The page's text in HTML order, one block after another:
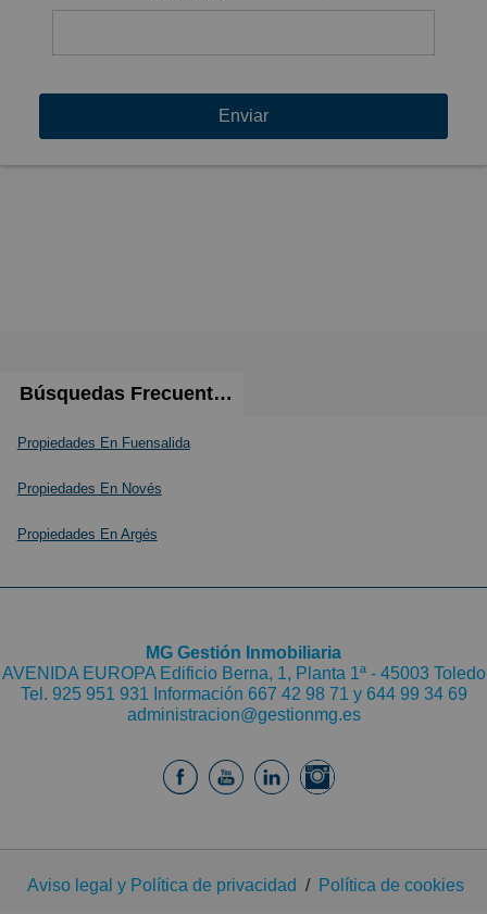
Enviar
Búsquedas Frecuentes
Propiedades En Fuensalida
Propiedades En Novés
Propiedades En Argés
MG Gestión Inmobiliaria
AVENIDA EUROPA Edificio Berna, 1, Planta 1ª - 45003 Toledo
Tel. 925 951 931 Información 667 42 98 71 y 644 99 34 69
administracion@gestionmg.es
Aviso legal y Política de privacidad / Política de cookies